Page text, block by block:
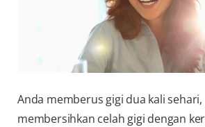
Anda memberus gigi dua kali
membersihkan celah gigi dengan